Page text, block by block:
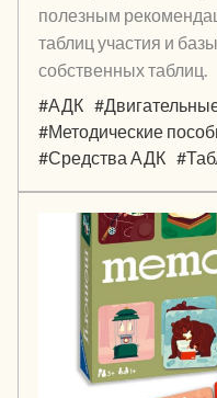
полезным
таблиц участия и
собственных таблиц.
#АДК
#Методические
#Средства АДК